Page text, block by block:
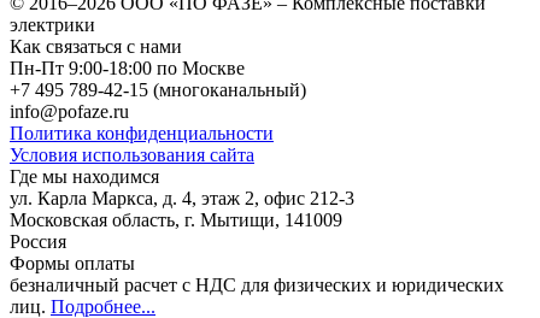
электрики
Как связаться с нами
Пн-Пт 9:00-18:00 по Москве
+7 495 789-42-15 (многоканальный)
info@pofaze.ru
Политика конфиденциальности
Условия использования сайта
Где мы находимся
ул. Карла Маркса, д. 4, этаж 2, офис 212-3
Московская область, г. Мытищи, 141009
Россия
Формы оплаты
безналичный расчет с НДС для физических и юридических
лиц. Подробнее...